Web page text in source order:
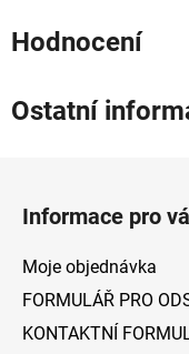
Hodnocení
Ostatní
Informace pro
Moje objednávka
FORMULÁŘ PRO
KONTAKTNÍ